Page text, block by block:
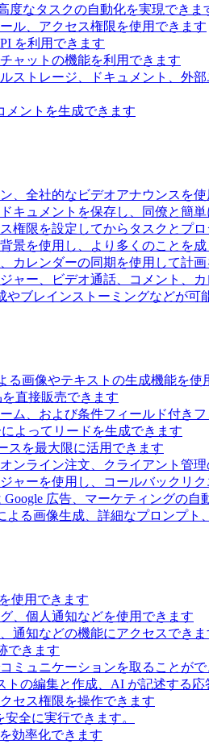
なタスクの自動化を実現できま
ル、アクセス権限を使用できます
を利用できます
ャットの機能を利用できます
ストレージ、ドキュメント、外
メントを生成できます
、全社的なビデオアナウンスを
キュメントを保存し、同僚と簡
権限を設定してからタスクとプ
景を使用し、より多くのことを
カレンダーの同期を使用して計
ャー、ビデオ通話、コメント、
ブレインストーミングなどが可
画像やテキストの生成機能を
を直接販売できます
ム、および条件フィールド付き
よってリードを生成できます
スを最大限に活用できます
ンライン注文、クライアント管
ャーを使用し、コールバックリ
Google 広告、マーケティングの
る画像生成、詳細なプロンプト
使用できます
、個人通知などを使用できます
通知などの機能にアクセスできま
できます
ミュニケーションを取ることがで
の編集と作成、AI が記述する
セス権限を操作できます
全に実行できます。
効率化できます